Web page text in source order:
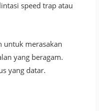
speed trap atau
untuk merasakan
yang beragam.
yang datar.